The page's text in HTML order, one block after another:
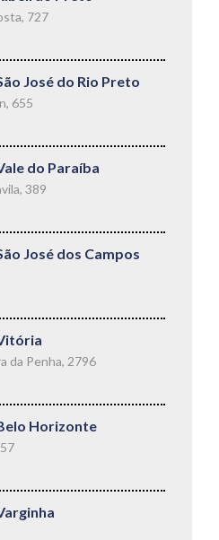
727
José do Rio Preto
655
do Paraíba
389
José dos Campos
da Penha, 2796
Horizonte